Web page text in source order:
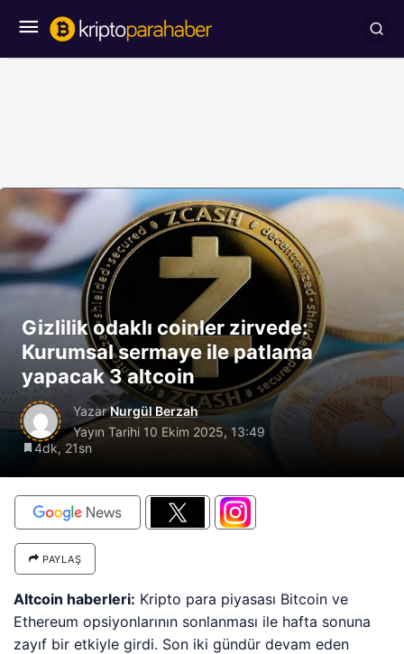
Gizlilik odaklı coinler zirvede:
Kurumsal sermaye ile patlama
yapacak 3 altcoin
YazarNurgül Berzah
Yayın Tarihi 10 Ekim 2025, 13:49
4dk, 21sn
PAYLAŞ
Altcoin haberleri: Kripto para piyasası Bitcoin ve
Ethereum opsiyonlarının sonlanması ile hafta sonuna
zayıf bir etkiyle girdi. Son iki gündür devam eden